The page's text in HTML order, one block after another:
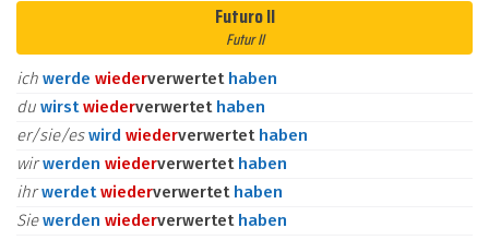
Futuro II
Futur II
ich werde wiederverwertet haben
du wirstwiederverwertet haben
er/sie/eswird wiederverwertet haben
wirwerden wiederverwertet haben
ihrwerdetwiederverwertet haben
Siewerden wiederverwertet haben